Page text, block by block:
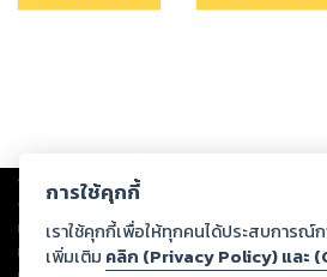
Copyright © 2026
ต่อผลงานหรือเนื้อหาใดที่อัปโหลดผ่านเว็บไซต์และ
ทรัพย์สินทางปัญญาของบุคคลอื่นหรือขัดต่อกฎหม
ทุกท่านโปรดใช้วิจารณญาณในการกลั่นกรองด้วย
การใช้คุกกี้
เราใช้คุกกี้เพื่อให้ทุกคนได้ประสบการณ์
เพิ่มเติม คลิก (Privacy Policy) และ